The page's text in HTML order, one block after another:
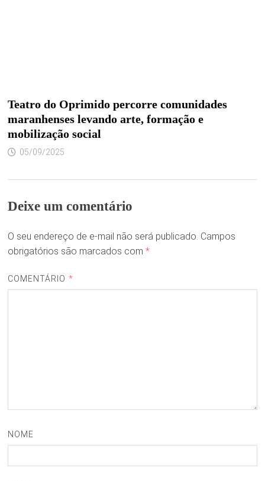
Teatro do Oprimido percorre comunidades
maranhenses levando arte, formação e
mobilização social
05/09/2025
Deixe um comentário
O seu endereço de e-mail não será publicado. Campos
obrigatórios são marcados com *
COMENTÁRIO *
NOME